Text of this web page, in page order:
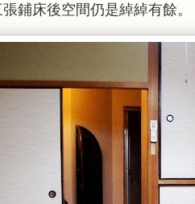
鋪床後空間仍是綽綽有餘。